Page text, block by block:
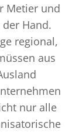
Metier und
Hand.
regional,
aus
nur alle